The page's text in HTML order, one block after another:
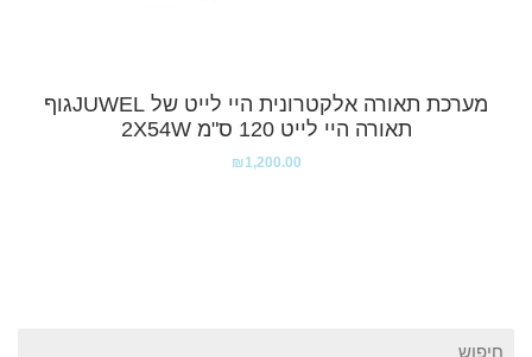
מערכת תאורה אלקטרונית היי לייט של JUWELגוף
תאורה היי לייט 120 ס"מ 2X54W
₪1,200.00
חיפוש